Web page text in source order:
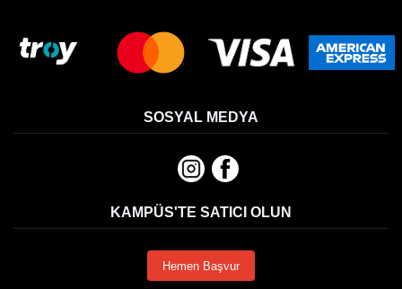
SOSYAL MEDYA
KAMPÜS'TE SATICI OLUN
Hemen Başvur